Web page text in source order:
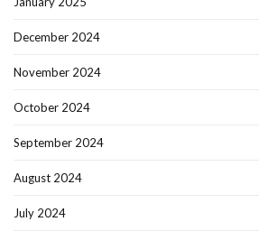
December 2024
November 2024
October 2024
September 2024
August 2024
July 2024